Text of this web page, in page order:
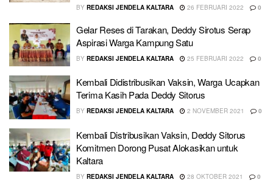
BY REDAKSI JENDELA KALTARA 26 FEBRUARI 2022 0
Gelar Reses di Tarakan, Deddy Sirotus Serap
Aspirasi Warga Kampung Satu
BY REDAKSI JENDELA KALTARA 25 FEBRUARI 2022 0
Kembali Didistribusikan Vaksin, Warga Ucapkan
Terima Kasih Pada Deddy Sitorus
BY REDAKSI JENDELA KALTARA 2 NOVEMBER 2021 0
Kembali Distribusikan Vaksin, Deddy Sitorus
Komitmen Dorong Pusat Alokasikan untuk
Kaltara
BY REDAKSI JENDELA KALTARA 28 OKTOBER 2021 0